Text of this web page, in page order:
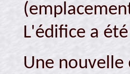
L'édifice a
Une nouvelle